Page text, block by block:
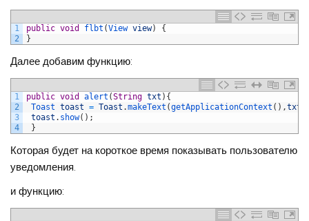
1
2
public void flbt (View view)
{
}
Далее добавим функцию:
1
2
3
4
public void alert (String txt ) {
Toast toast = Toast .makeText (getApplicationContext ( ) ,txt
toast . show( ) ;
}
Которая будет на короткое время показывать пользователю
уведомления.
и функцию: